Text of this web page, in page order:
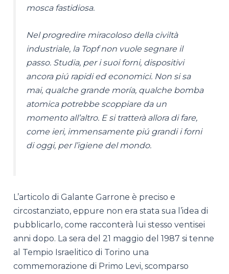
mosca fastidiosa.
Nel progredire miracoloso della civiltà
industriale, la Topf non vuole segnare il
passo. Studia, per i suoi forni, dispositivi
ancora piú rapidi ed economici. Non si sa
mai, qualche grande moría, qualche bomba
atomica potrebbe scoppiare da un
momento all’altro. E si tratterà allora di fare,
come ieri, immensamente piú grandi i forni
di oggi, per l’igiene del mondo.
L’articolo di Galante Garrone è preciso e
circostanziato, eppure non era stata sua l’idea di
pubblicarlo, come racconterà lui stesso ventisei
anni dopo. La sera del 21 maggio del 1987 si tenne
al Tempio Israelitico di Torino una
commemorazione di Primo Levi, scomparso